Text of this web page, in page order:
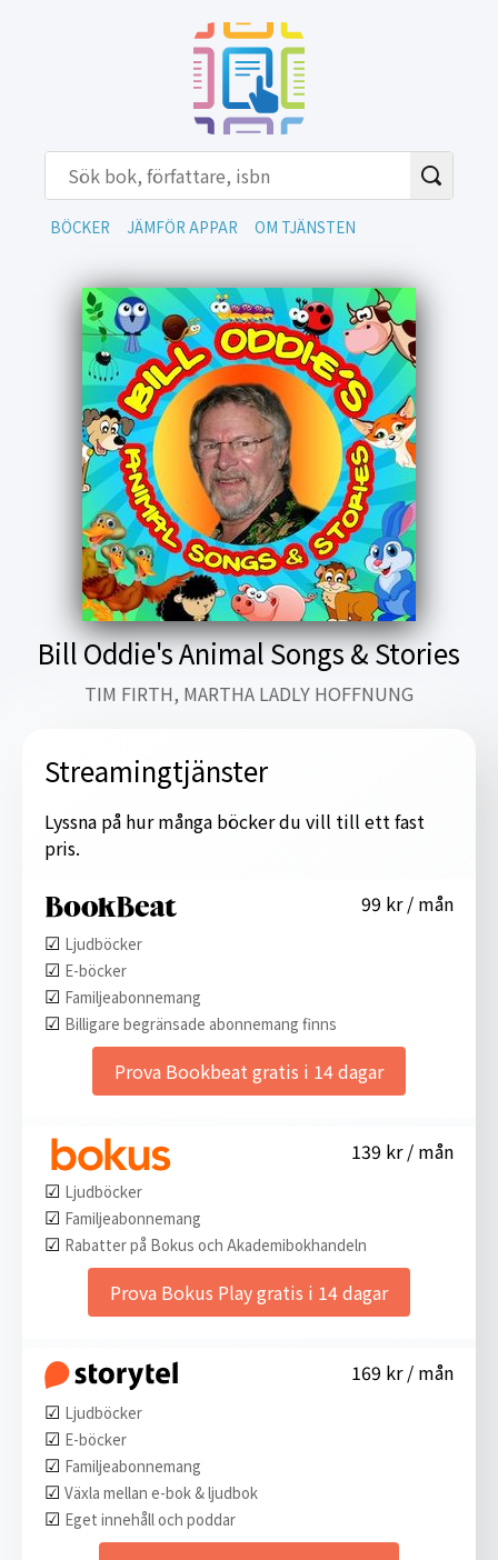
BÖCKER JÄMFÖR APPAR OM TJÄNSTEN
Bill Oddie's Animal Songs & Stories
TIM FIRTH, MARTHA LADLY HOFFNUNG
Streamingtjänster
Lyssna på hur många böcker du vill till ett fast
pris.
99 kr / mån
☑︎ Ljudböcker
☑︎ E-böcker
☑︎ Familjeabonnemang
☑︎ Billigare begränsade abonnemang finns
Prova Bookbeat gratis i 14 dagar
139 kr / mån
☑︎ Ljudböcker
☑︎ Familjeabonnemang
☑︎ Rabatter på Bokus och Akademibokhandeln
Prova Bokus Play gratis i 14 dagar
169 kr / mån
☑︎ Ljudböcker
☑︎ E-böcker
☑︎ Familjeabonnemang
☑︎ Växla mellan e-bok & ljudbok
☑︎ Eget innehåll och poddar